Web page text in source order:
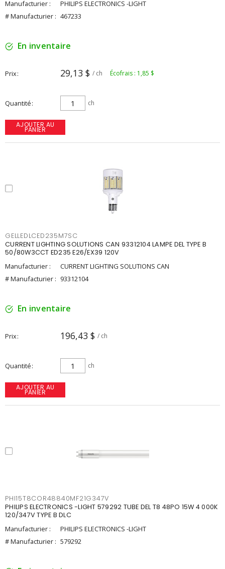
Manufacturier :
PHILIPS ELECTRONICS -LIGHT
# Manufacturier : 467233
En inventaire
Prix 29,13 $ / ch Écofrais : 1,85 $
Quantité ch
AJOUTER AU
PANIER
GELLEDLCED235M7SC
CURRENT LIGHTING SOLUTIONS CAN 93312104 LAMPE DEL TYPE B
50/80W3CCT ED235 E26/EX39 120V
Manufacturier :
CURRENT LIGHTING SOLUTIONS CAN
# Manufacturier : 93312104
En inventaire
Prix 196,43 $ / ch
Quantité ch
AJOUTER AU
PANIER
PHI15T8COR48840MF21G347V
PHILIPS ELECTRONICS -LIGHT 579292 TUBE DEL T8 48PO 15W 4 000K
120/347V TYPE B DLC
Manufacturier :
PHILIPS ELECTRONICS -LIGHT
# Manufacturier : 579292